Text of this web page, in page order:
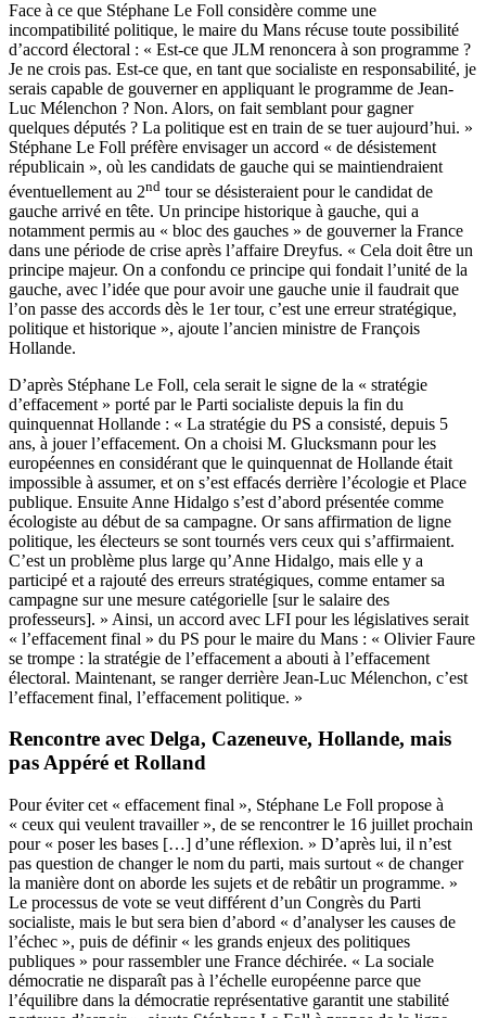
Face à ce que Stéphane Le Foll considère comme une
incompatibilité politique, le maire du Mans récuse toute possibilité
d’accord électoral : « Est-ce que JLM renoncera à son programme ?
Je ne crois pas. Est-ce que, en tant que socialiste en responsabilité, je
serais capable de gouverner en appliquant le programme de Jean-
Luc Mélenchon ? Non. Alors, on fait semblant pour gagner
quelques députés ? La politique est en train de se tuer aujourd’hui. »
Stéphane Le Foll préfère envisager un accord « de désistement
républicain », où les candidats de gauche qui se maintiendraient
éventuellement au 2nd tour se désisteraient pour le candidat de
gauche arrivé en tête. Un principe historique à gauche, qui a
notamment permis au « bloc des gauches » de gouverner la France
dans une période de crise après l’affaire Dreyfus. « Cela doit être un
principe majeur. On a confondu ce principe qui fondait l’unité de la
gauche, avec l’idée que pour avoir une gauche unie il faudrait que
l’on passe des accords dès le 1er tour, c’est une erreur stratégique,
politique et historique », ajoute l’ancien ministre de François
Hollande.
D’après Stéphane Le Foll, cela serait le signe de la « stratégie
d’effacement » porté par le Parti socialiste depuis la fin du
quinquennat Hollande : « La stratégie du PS a consisté, depuis 5
ans, à jouer l’effacement. On a choisi M. Glucksmann pour les
européennes en considérant que le quinquennat de Hollande était
impossible à assumer, et on s’est effacés derrière l’écologie et Place
publique. Ensuite Anne Hidalgo s’est d’abord présentée comme
écologiste au début de sa campagne. Or sans affirmation de ligne
politique, les électeurs se sont tournés vers ceux qui s’affirmaient.
C’est un problème plus large qu’Anne Hidalgo, mais elle y a
participé et a rajouté des erreurs stratégiques, comme entamer sa
campagne sur une mesure catégorielle [sur le salaire des
professeurs]. » Ainsi, un accord avec LFI pour les législatives serait
« l’effacement final » du PS pour le maire du Mans : « Olivier Faure
se trompe : la stratégie de l’effacement a abouti à l’effacement
électoral. Maintenant, se ranger derrière Jean-Luc Mélenchon, c’est
l’effacement final, l’effacement politique. »
Rencontre avec Delga, Cazeneuve, Hollande, mais
pas Appéré et Rolland
Pour éviter cet « effacement final », Stéphane Le Foll propose à
« ceux qui veulent travailler », de se rencontrer le 16 juillet prochain
pour « poser les bases […] d’une réflexion. » D’après lui, il n’est
pas question de changer le nom du parti, mais surtout « de changer
la manière dont on aborde les sujets et de rebâtir un programme. »
Le processus de vote se veut différent d’un Congrès du Parti
socialiste, mais le but sera bien d’abord « d’analyser les causes de
l’échec », puis de définir « les grands enjeux des politiques
publiques » pour rassembler une France déchirée. « La sociale
démocratie ne disparaît pas à l’échelle européenne parce que
l’équilibre dans la démocratie représentative garantit une stabilité